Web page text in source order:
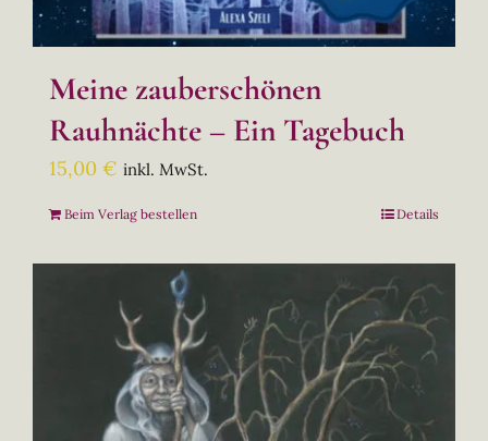
Meine zauberschönen
Rauhnächte – Ein Tagebuch
15,00 € inkl. MwSt.
Beim Verlag bestellen Details